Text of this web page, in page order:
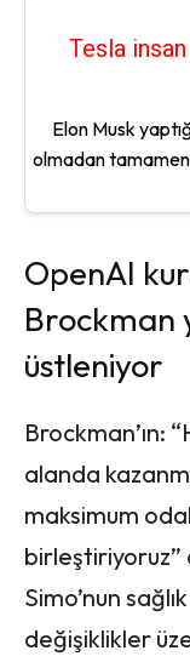
Tesla
Elon Musk
olmadan tamamen
OpenAI
Brockman
üstleniyor
Brockman’ın:
alanda
maksimum
Simo’nun
değişiklikler